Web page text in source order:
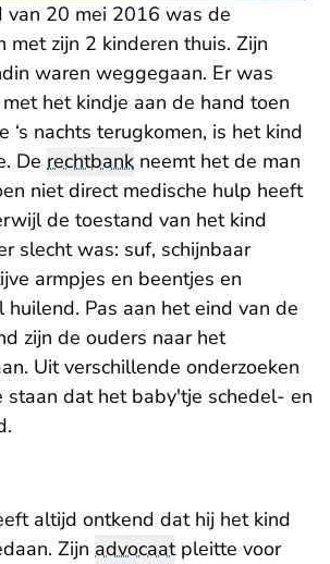
van 20 mei 2016 was de
met zijn 2 kinderen thuis. Zijn
waren weggegaan. Er was
het kindje aan de hand toen
‘s nachts terugkomen, is het kind
De rechtbank neemt het de man
niet direct medische hulp heeft
de toestand van het kind
slecht was: suf, schijnbaar
armpjes en beentjes en
huilend. Pas aan het eind van de
zijn de ouders naar het
Uit verschillende onderzoeken
staan dat het baby'tje schedel- en
altijd ontkend dat hij het kind
Zijn advocaatpleitte voor